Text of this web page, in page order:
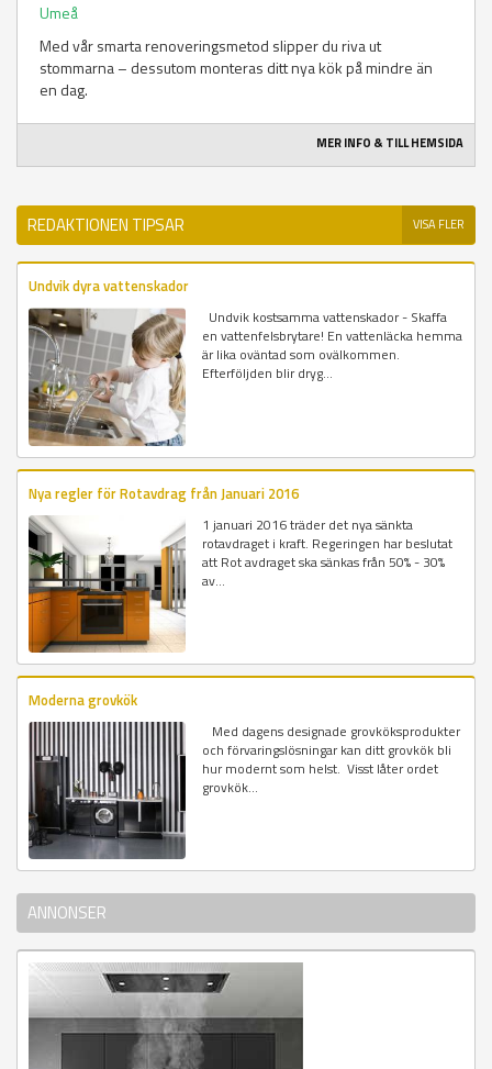
Umeå
Med vår smarta renoveringsmetod slipper du riva ut
stommarna – dessutom monteras ditt nya kök på mindre än
en dag.
MER INFO & TILL HEMSIDA
REDAKTIONEN TIPSAR VISA FLER
Undvik dyra vattenskador
Undvik kostsamma vattenskador - Skaffa
en vattenfelsbrytare! En vattenläcka hemma
är lika oväntad som ovälkommen.
Efterföljden blir dryg...
Nya regler för Rotavdrag från Januari 2016
1 januari 2016 träder det nya sänkta
rotavdraget i kraft. Regeringen har beslutat
att Rot avdraget ska sänkas från 50% - 30%
av...
Moderna grovkök
Med dagens designade grovköksprodukter
och förvaringslösningar kan ditt grovkök bli
hur modernt som helst. Visst låter ordet
grovkök...
ANNONSER